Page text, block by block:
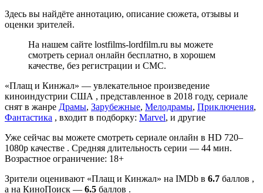
Здесь вы найдёте аннотацию, описание сюжета, отзывы и
оценки зрителей.
На нашем сайте lostfilms-lordfilm.ru вы можете
смотреть сериал онлайн бесплатно, в хорошем
качестве, без регистрации и СМС.
«Плащ и Кинжал» — увлекательное произведение
киноиндустрии США , представленное в 2018 году, сериале
снят в жанре Драмы, Зарубежные, Мелодрамы, Приключения,
Фантастика , входит в подборку: Marvel, и другие
Уже сейчас вы можете смотреть сериале онлайн в HD 720–
1080p качестве . Средняя длительность серии — 44 мин.
Возрастное ограничение: 18+
Зрители оценивают «Плащ и Кинжал» на IMDb в 6.7 баллов ,
а на КиноПоиск — 6.5 баллов .